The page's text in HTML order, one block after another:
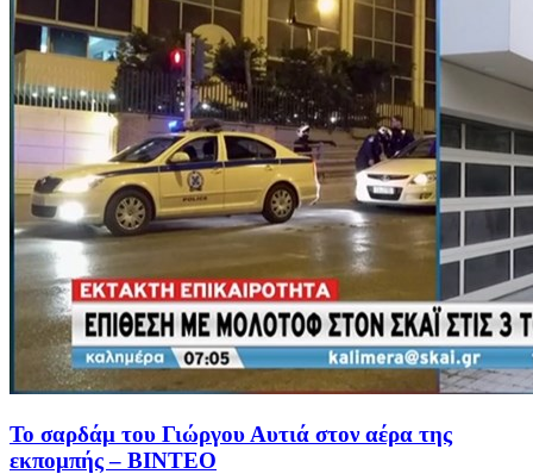
Το σαρδάμ του Γιώργου Αυτιά στον αέρα της
εκπομπής – ΒΙΝΤΕΟ